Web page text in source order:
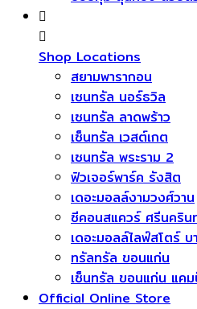
Shop Locations
สยามพารากอน
เซนทรัล นอร์ธวิล
เซนทรัล ลาดพร้าว
เซ็นทรัล เวสต์เกต
เซนทรัล พระราม 2
ฟิวเจอร์พาร์ค รังสิต
เดอะมอลล์งามวงศ์วาน
ซีคอนสแควร์​ ศรีนคริน
เดอะมอลล์ไลฟ์สโตร์ บ
ทรัลทรัล ขอนแก่น
เซ็นทรัล ขอนแก่น แค
Official Online Store